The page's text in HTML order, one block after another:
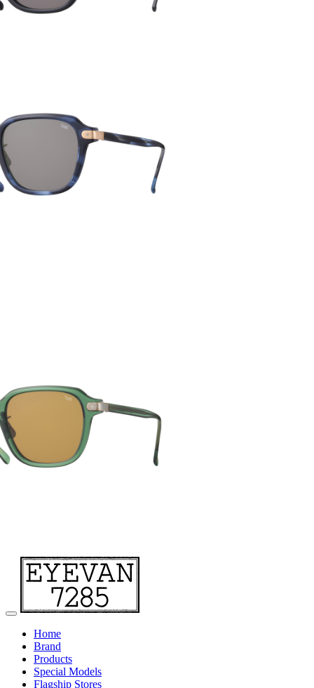
Home
Brand
Products
Special Models
Flagship Stores